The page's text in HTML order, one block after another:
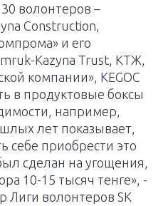
волонтеров –
Construction,
и его
Kazyna Trust, КТЖ,
компании», KEGOC
в продуктовые боксы
например,
лет показывает,
себе приобрести это
сделан на угощения,
10-15 тысяч тенге», -
Лиги волонтеров SK